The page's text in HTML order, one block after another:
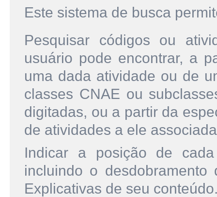
Este sistema de busca
Pesquisar códigos ou
usuário pode encontrar, a
uma dada atividade ou de
classes CNAE ou
digitadas, ou a partir da
de atividades a ele
Indicar a posição de
incluindo o
Explicativas de seu